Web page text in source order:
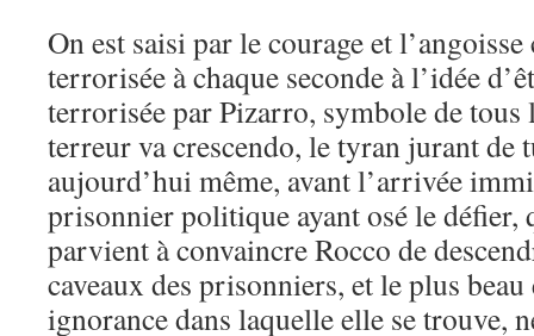
On est saisi par le courage et
terrorisée à chaque seconde à l’idée
terrorisée par Pizarro, symbole de tous
terreur va crescendo, le tyran jurant de
aujourd’hui même, avant l’arrivée
prisonnier politique ayant osé le
parvient à convaincre Rocco de
caveaux des prisonniers, et le plus beau
ignorance dans laquelle elle se trouve,